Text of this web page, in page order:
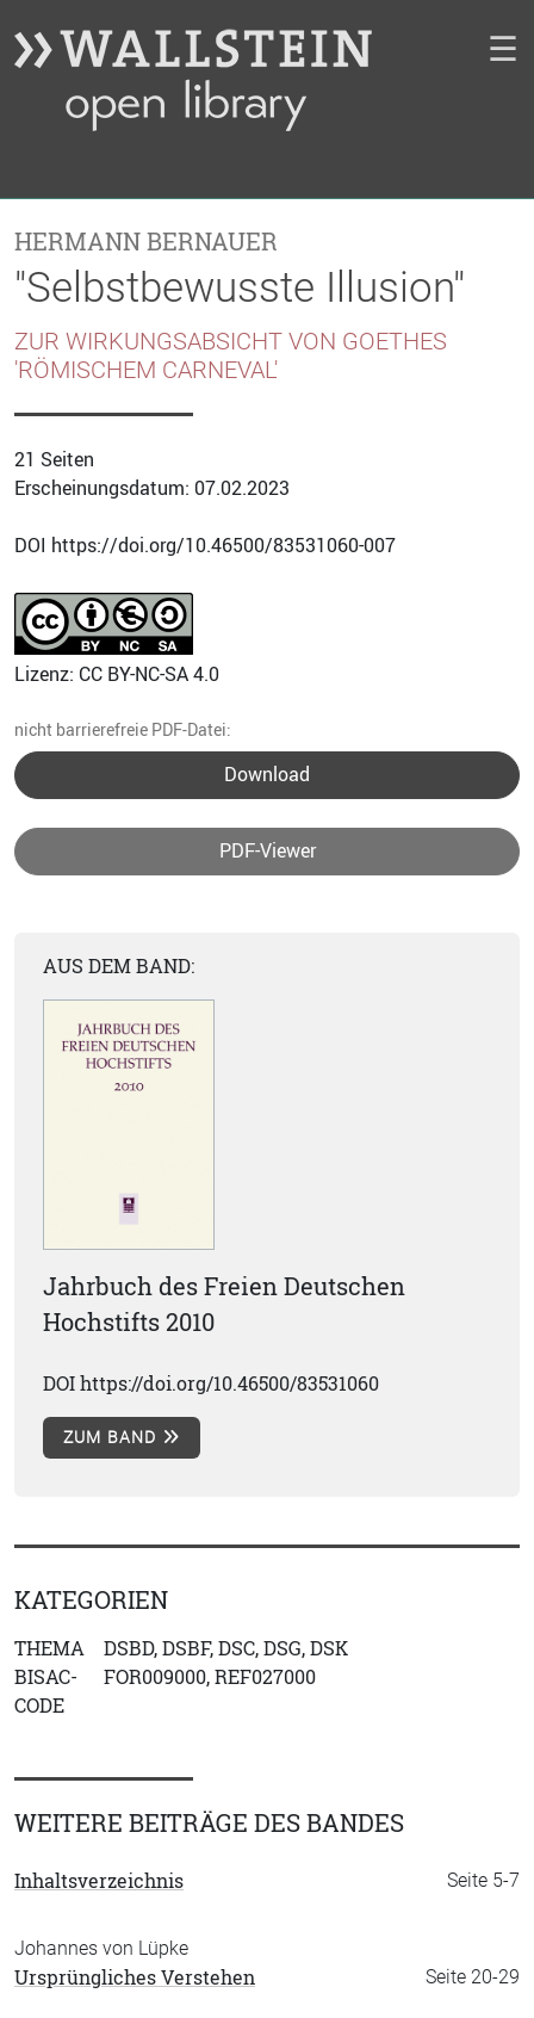
☰
HERMANN BERNAUER
"Selbstbewusste Illusion"
ZUR WIRKUNGSABSICHT VON GOETHES
'RÖMISCHEM CARNEVAL'
21 Seiten
Erscheinungsdatum: 07.02.2023
DOI https://doi.org/10.46500/83531060-007
Lizenz: CC BY-NC-SA 4.0
nicht barrierefreie PDF-Datei:
Download
PDF-Viewer
AUS DEM BAND:
Jahrbuch des Freien Deutschen
Hochstifts 2010
DOI https://doi.org/10.46500/83531060
ZUM BAND
KATEGORIEN
THEMA
DSBD, DSBF, DSC, DSG, DSK
BISAC-
CODE
FOR009000, REF027000
WEITERE BEITRÄGE DES BANDES
Seite 5-7
Inhaltsverzeichnis
Johannes von Lüpke
Seite 20-29
Ursprüngliches Verstehen